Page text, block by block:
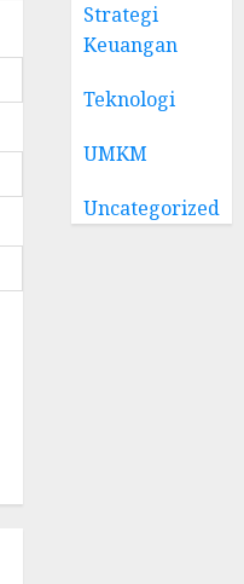
Strategi
Keuangan
Teknologi
UMKM
Uncategorized